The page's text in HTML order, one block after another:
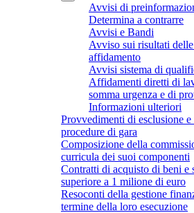
Avvisi di
Determina a contrarre
Avvisi e Bandi
Avviso sui risultati
affidamento
Avvisi sistema di
Affidamenti diretti di
somma urgenza e di
Informazioni ulteriori
Provvedimenti di esclusione
procedure di gara
Composizione della
curricula dei suoi componenti
Contratti di acquisto di beni
superiore a 1 milione di euro
Resoconti della gestione
termine della loro esecuzione